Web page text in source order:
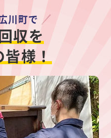
川町で
収を
皆様！